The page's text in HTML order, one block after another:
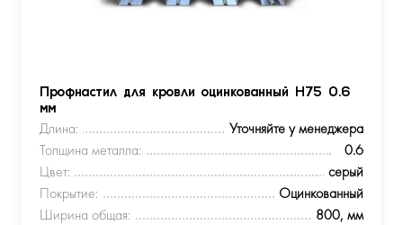
Профнастил для кровли оцинкованный Н75 0.6
мм
Длина:
Уточняйте у менеджера
Толщина металла:
0.6
Цвет:
серый
Покрытие:
Оцинкованный
Ширина общая:
800, мм